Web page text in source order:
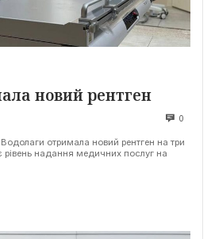
новий рентген
0
отримала новий рентген на три
рівень надання медичних послуг на